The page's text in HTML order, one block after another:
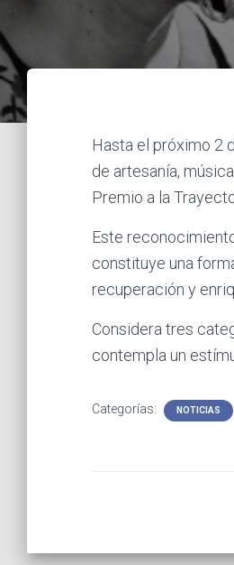
Hasta el próximo 2
de artesanía,
Premio a la
Este
constituye una
recuperación y
Considera tres
contempla un
Categorías: NOTICIAS